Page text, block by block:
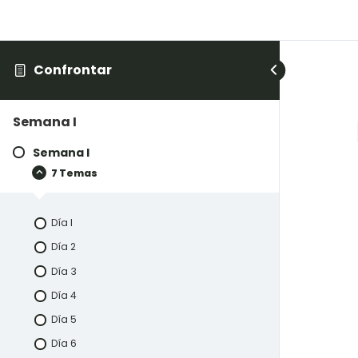
Confrontar
Semana I
Semana I
7 Temas
Día I
Día 2
Día 3
Día 4
Día 5
Día 6